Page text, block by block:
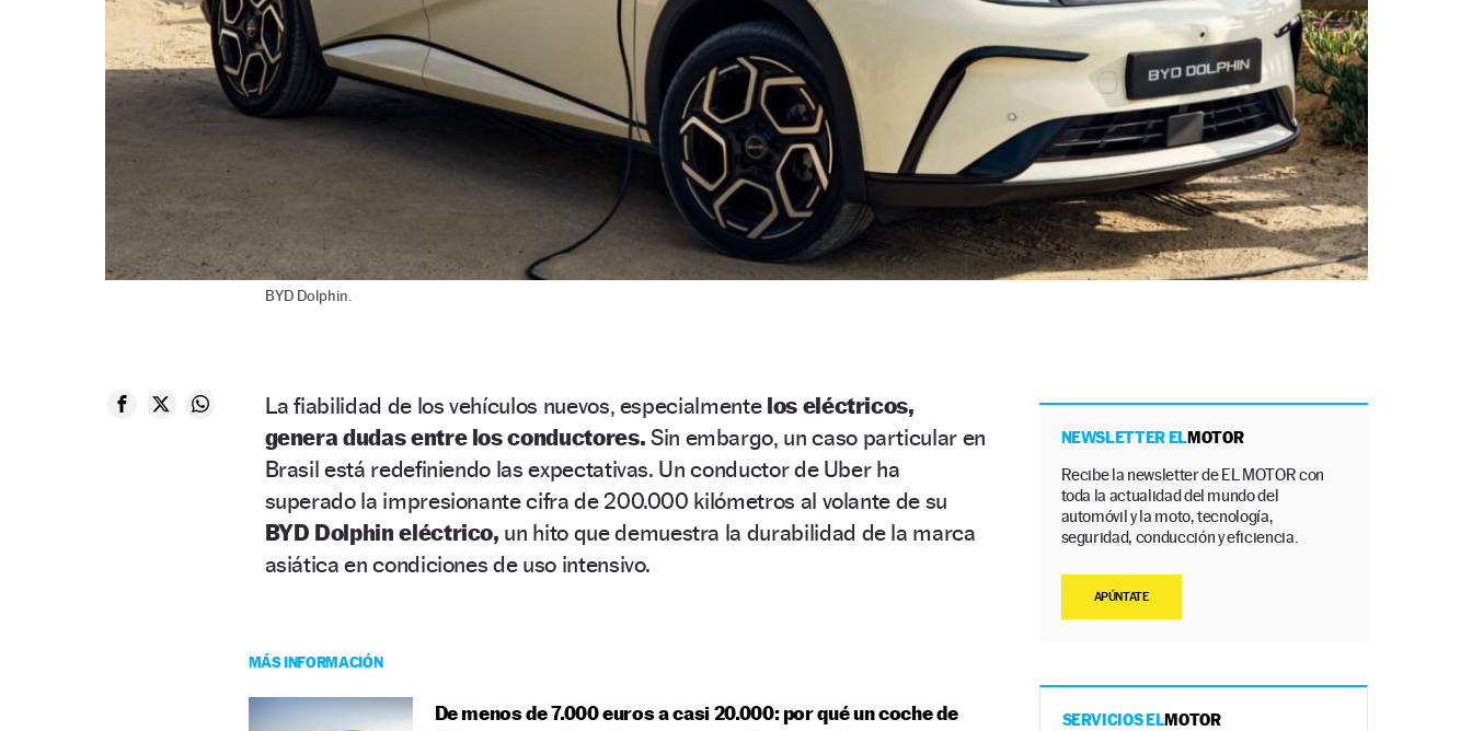
BYD Dolphin.
La fiabilidad de los vehículos nuevos, especialmente los eléctricos,
genera dudas entre los conductores. Sin embargo, un caso particular en
Brasil está redefiniendo las expectativas. Un conductor de Uber ha
superado la impresionante cifra de 200.000 kilómetros al volante de su
BYD Dolphin eléctrico, un hito que demuestra la durabilidad de la marca
asiática en condiciones de uso intensivo.
MÁS INFORMACIÓN
De menos de 7.000 euros a casi 20.000: por qué un coche de
NEWSLETTER ELMOTOR
Recibe la newsletter de EL MOTOR con
toda la actualidad del mundo del
automóvil y la moto, tecnología,
seguridad, conducción y eficiencia.
APÚNTATE
SERVICIOS ELMOTOR